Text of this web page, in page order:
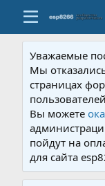
Уважаемые
Мы
страницах
Вы можете
пойдут на
для сайта